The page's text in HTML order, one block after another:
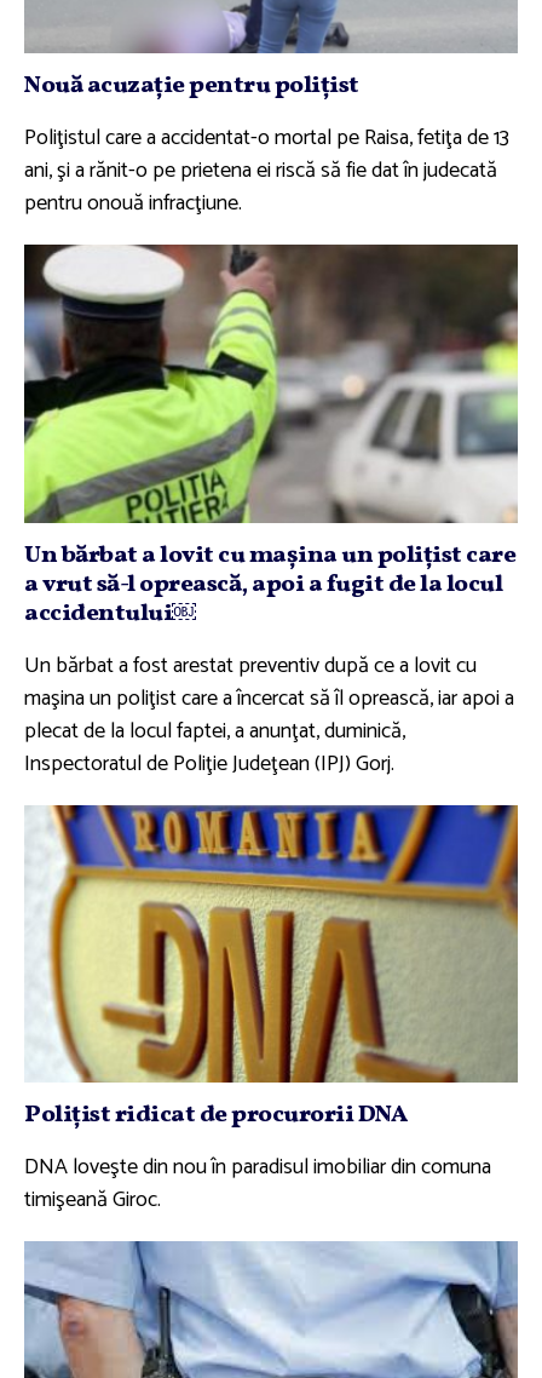
Nouă acuzaţie pentru poliţist
Poliţistul care a accidentat-o mortal pe Raisa, fetiţa de 13
ani, şi a rănit-o pe prietena ei riscă să fie dat în judecată
pentru onouă infracţiune.
Un bărbat a lovit cu maşina un poliţist care
a vrut să-l oprească, apoi a fugit de la locul
accidentului￼
Un bărbat a fost arestat preventiv după ce a lovit cu
maşina un poliţist care a încercat să îl oprească, iar apoi a
plecat de la locul faptei, a anunţat, duminică,
Inspectoratul de Poliţie Judeţean (IPJ) Gorj.
Poliţist ridicat de procurorii DNA
DNA loveşte din nou în paradisul imobiliar din comuna
timişeană Giroc.